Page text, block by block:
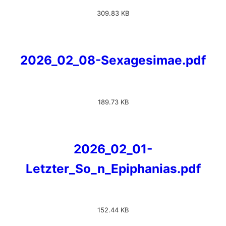
309.83 KB
2026_02_08-Sexagesimae.pdf
189.73 KB
2026_02_01-
Letzter_So_n_Epiphanias.pdf
152.44 KB